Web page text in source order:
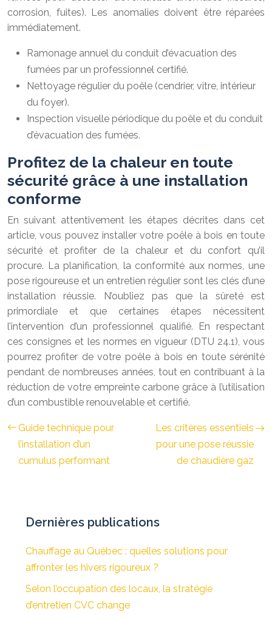
corrosion, fuites). Les anomalies doivent être réparées
immédiatement.
Ramonage annuel du conduit d’évacuation des
fumées par un professionnel certifié.
Nettoyage régulier du poêle (cendrier, vitre, intérieur
du foyer).
Inspection visuelle périodique du poêle et du conduit
d’évacuation des fumées.
Profitez de la chaleur en toute
sécurité grâce à une installation
conforme
En suivant attentivement les étapes décrites dans cet
article, vous pouvez installer votre poêle à bois en toute
sécurité et profiter de la chaleur et du confort qu’il
procure. La planification, la conformité aux normes, une
pose rigoureuse et un entretien régulier sont les clés d’une
installation réussie. N’oubliez pas que la sûreté est
primordiale et que certaines étapes nécessitent
l’intervention d’un professionnel qualifié. En respectant
ces consignes et les normes en vigueur (DTU 24.1), vous
pourrez profiter de votre poêle à bois en toute sérénité
pendant de nombreuses années, tout en contribuant à la
réduction de votre empreinte carbone grâce à l’utilisation
d’un combustible renouvelable et certifié.
Guide technique pour
l’installation d’un
cumulus performant
Les critères essentiels
pour une pose réussie
de chaudière gaz
Dernières publications
Chauffage au Québec : quelles solutions pour
affronter les hivers rigoureux ?
Selon l’occupation des locaux, la stratégie
d’entretien CVC change